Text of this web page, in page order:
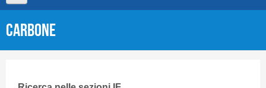
Short presentation CIFI
CARBONE